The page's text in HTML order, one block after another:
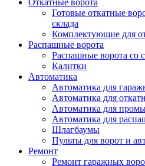
Откатные ворота
Готовые откатные
склада
Комплектующие для
Распашные ворота
Распашные ворота со
Калитки
Автоматика
Автоматика для
Автоматика для
Автоматика для
Автоматика для
Шлагбаумы
Пульты для ворот и
Ремонт
Ремонт гаражных